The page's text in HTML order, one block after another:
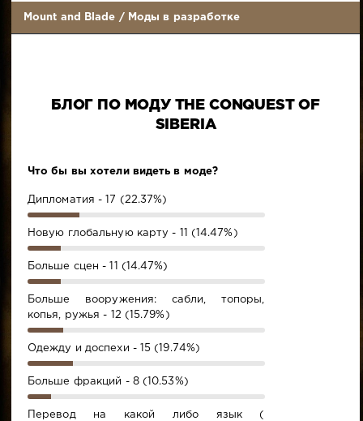
Mount and Blade / Моды в разработке
БЛОГ ПО МОДУ THE CONQUEST OF
SIBERIA
Что бы вы хотели видеть в моде?
Дипломатия - 17 (22.37%)
Новую глобальную карту - 11 (14.47%)
Больше сцен - 11 (14.47%)
Больше вооружения: сабли, топоры,
копья, ружья - 12 (15.79%)
Одежду и доспехи - 15 (19.74%)
Больше фракций - 8 (10.53%)
Перевод на какой либо язык (